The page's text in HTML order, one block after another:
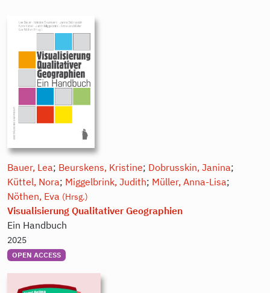
Bauer, Lea; Beurskens, Kristine; Dobrusskin, Janina;
Küttel, Nora; Miggelbrink, Judith; Müller, Anna-Lisa;
Nöthen, Eva (Hrsg.)
Visualisierung Qualitativer Geographien
Ein Handbuch
2025
OPEN ACCESS